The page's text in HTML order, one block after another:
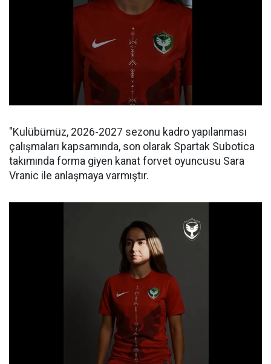
"Kulübümüz, 2026-2027 sezonu kadro yapılanması
çalışmaları kapsamında, son olarak Spartak Subotica
takımında forma giyen kanat forvet oyuncusu Sara
Vranic ile anlaşmaya varmıştır.